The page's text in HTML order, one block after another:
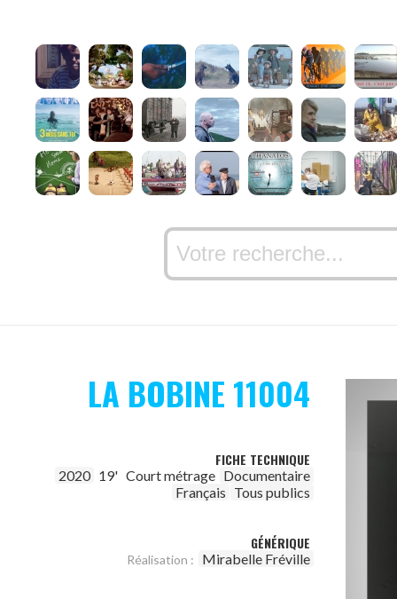
LA BOBINE 11004
FICHE TECHNIQUE
2020 19' Court métrage Documentaire
Français Tous publics
GÉNÉRIQUE
Réalisation : Mirabelle Fréville